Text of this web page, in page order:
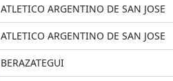
ATLETICO ARGENTINO DE SAN JOSE
ATLETICO ARGENTINO DE SAN JOSE
BERAZATEGUI